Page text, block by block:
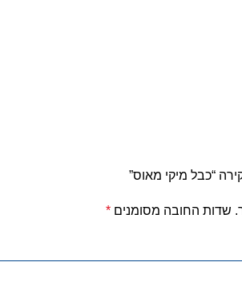
“כבל מיקי מאוס”
שדות החובה מסומנים *